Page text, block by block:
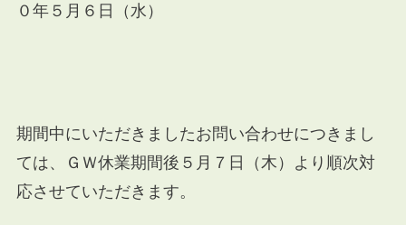
０年５月６日（水）
期間中にいただきましたお問い合わせにつきまし
ては、ＧＷ休業期間後５月７日（木）より順次対
応させていただきます。